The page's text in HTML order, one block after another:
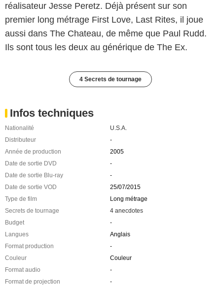
réalisateur Jesse Peretz. Déjà présent sur son
premier long métrage First Love, Last Rites, il joue
aussi dans The Chateau, de même que Paul Rudd.
Ils sont tous les deux au générique de The Ex.
4 Secrets de tournage
Infos techniques
Nationalité
U.S.A.
Distributeur
-
Année de production
2005
Date de sortie DVD
-
Date de sortie Blu-ray
-
Date de sortie VOD
25/07/2015
Type de film
Long métrage
Secrets de tournage
4 anecdotes
Budget
-
Langues
Anglais
Format production
-
Couleur
Couleur
Format audio
-
Format de projection
-